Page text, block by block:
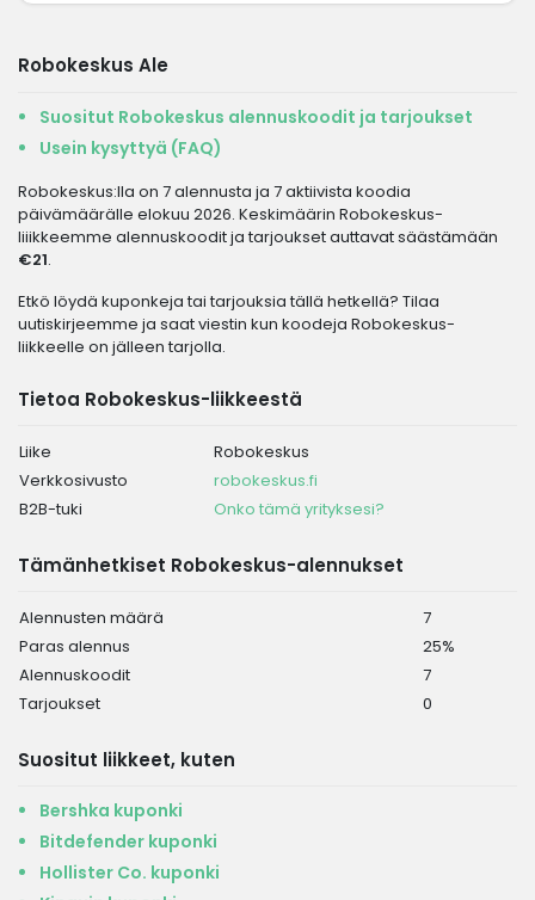
Robokeskus Ale
Suositut Robokeskus alennuskoodit ja tarjoukset
Usein kysyttyä (FAQ)
Robokeskus:lla on 7 alennusta ja 7 aktiivista koodia
päivämäärälle elokuu 2026. Keskimäärin Robokeskus-
liiikkeemme alennuskoodit ja tarjoukset auttavat säästämään
€21.
Etkö löydä kuponkeja tai tarjouksia tällä hetkellä? Tilaa
uutiskirjeemme ja saat viestin kun koodeja Robokeskus-
liikkeelle on jälleen tarjolla.
Tietoa Robokeskus-liikkeestä
Liike
Robokeskus
Verkkosivusto
robokeskus.fi
B2B-tuki
Onko tämä yrityksesi?
Tämänhetkiset Robokeskus-alennukset
Alennusten määrä
7
Paras alennus
25%
Alennuskoodit
7
Tarjoukset
0
Suositut liikkeet, kuten
Bershka kuponki
Bitdefender kuponki
Hollister Co. kuponki